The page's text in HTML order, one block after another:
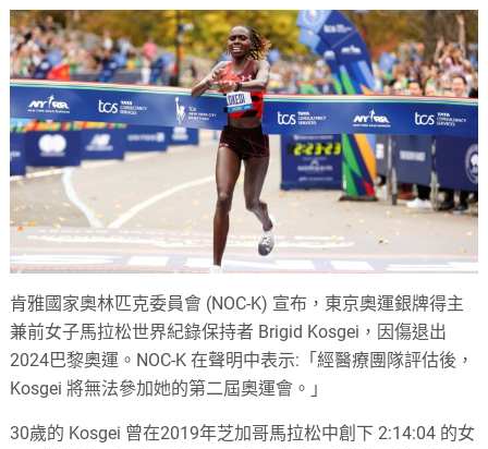
size.size.size.
肯雅國家奧林匹克委員會 (NOC-K) 宣布，東京奧運銀牌得主
兼前女子馬拉松世界紀錄保持者 Brigid Kosgei，因傷退出
2024巴黎奧運。NOC-K 在聲明中表示:「經醫療團隊評估後，
Kosgei 將無法參加她的第二屆奧運會。」
30歲的 Kosgei 曾在2019年芝加哥馬拉松中創下 2:14:04 的女